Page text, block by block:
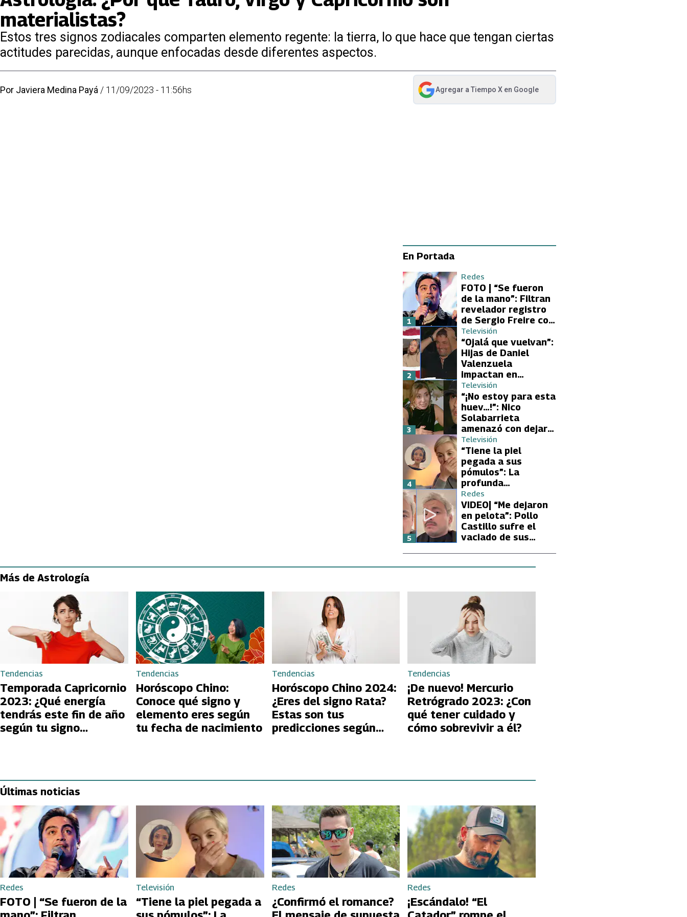
materialistas?
Estos tres signos zodiacales comparten elemento regente: la tierra, lo que hace que tengan ciertas
actitudes parecidas, aunque enfocadas desde diferentes aspectos.
Por Javiera Medina Payá / 11/09/2023 - 11:56hs Agregar a Tiempo Xen Google
abre en nueva pestaña
En Portada
Redes
FOTO | “Se fueron
de la mano”: Filtran
revelador registro
de Sergio Freire con
supuesta nueva
conquista
1
Televisión
“Ojalá que vuelvan”:
Hijas de Daniel
Valenzuela
impactan en
Volverías con tu Ex
2 con directa
petición a su papá
sobre Yamila Reyna
2
Televisión
“¡No estoy para esta
huev…!”: Nico
Solabarrieta
amenazó con dejar
Volverías con tu Ex
tras encontrón con
Carmen Gloria
Arroyo
3
Televisión
“Tiene la piel
pegada a sus
pómulos”: La
profunda
preocupación de
Fran García-
Huidobro por la
extrema delgadez
de Kathy Orellana
4
Redes
VIDEO| “Me dejaron
en pelota”: Pollo
Castillo sufre el
vaciado de sus
5
Más de Astrología
Tendencias
Temporada Capricornio
2023: ¿Qué energía
tendrás este fin de año
según tu signo
Tendencias
Horóscopo Chino:
Conoce qué signo y
elemento eres según
tu fecha de nacimiento
Tendencias
Horóscopo Chino 2024:
¿Eres del signo Rata?
Estas son tus
predicciones según
Tendencias
¡De nuevo! Mercurio
Retrógrado 2023: ¿Con
qué tener cuidado y
cómo sobrevivir a él?
Últimas noticias
Redes
FOTO | “Se fueron de la
Televisión
“Tiene la piel pegada a
Redes
¿Confirmó el romance?
Redes
¡Escándalo! “El